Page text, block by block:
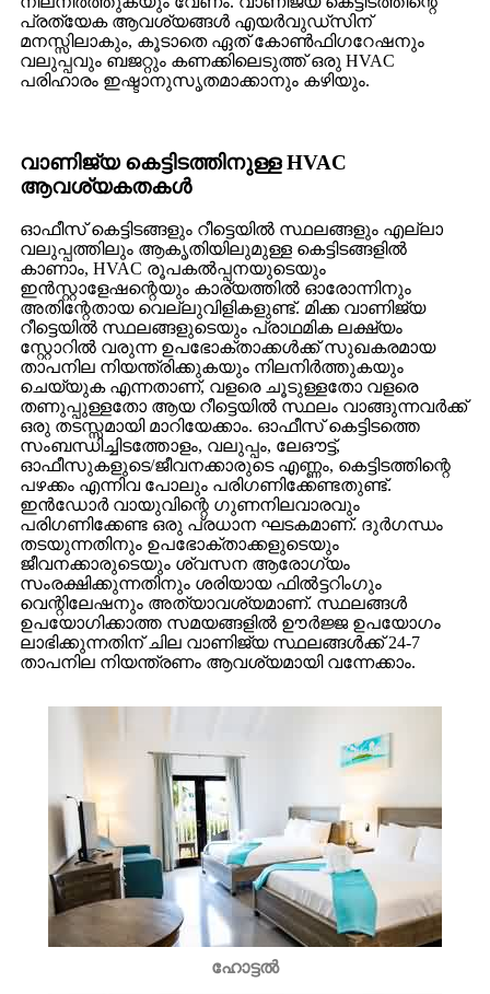
പ്രത്യേക ആവശ്യങ്ങൾ എയർവുഡ്‌സിന്
മനസ്സിലാകും, കൂടാതെ ഏത് കോൺഫിഗറേഷനും
വലുപ്പവും ബജറ്റും കണക്കിലെടുത്ത് ഒരു HVAC
പരിഹാരം ഇഷ്ടാനുസൃതമാക്കാനും കഴിയും.
വാണിജ്യ കെട്ടിടത്തിനുള്ള HVAC
ആവശ്യകതകൾ
ഓഫീസ് കെട്ടിടങ്ങളും റീട്ടെയിൽ സ്ഥലങ്ങളും എല്ലാ
വലുപ്പത്തിലും ആകൃതിയിലുമുള്ള കെട്ടിടങ്ങളിൽ
കാണാം, HVAC രൂപകൽപ്പനയുടെയും
ഇൻസ്റ്റാളേഷന്റെയും കാര്യത്തിൽ ഓരോന്നിനും
അതിന്റേതായ വെല്ലുവിളികളുണ്ട്. മിക്ക വാണിജ്യ
റീട്ടെയിൽ സ്ഥലങ്ങളുടെയും പ്രാഥമിക ലക്ഷ്യം
സ്റ്റോറിൽ വരുന്ന ഉപഭോക്താക്കൾക്ക് സുഖകരമായ
താപനില നിയന്ത്രിക്കുകയും നിലനിർത്തുകയും
ചെയ്യുക എന്നതാണ്, വളരെ ചൂടുള്ളതോ വളരെ
തണുപ്പുള്ളതോ ആയ റീട്ടെയിൽ സ്ഥലം വാങ്ങുന്നവർക്ക്
ഒരു തടസ്സമായി മാറിയേക്കാം. ഓഫീസ് കെട്ടിടത്തെ
സംബന്ധിച്ചിടത്തോളം, വലുപ്പം, ലേഔട്ട്,
ഓഫീസുകളുടെ/ജീവനക്കാരുടെ എണ്ണം, കെട്ടിടത്തിന്റെ
പഴക്കം എന്നിവ പോലും പരിഗണിക്കേണ്ടതുണ്ട്.
ഇൻഡോർ വായുവിന്റെ ഗുണനിലവാരവും
പരിഗണിക്കേണ്ട ഒരു പ്രധാന ഘടകമാണ്. ദുർഗന്ധം
തടയുന്നതിനും ഉപഭോക്താക്കളുടെയും
ജീവനക്കാരുടെയും ശ്വസന ആരോഗ്യം
സംരക്ഷിക്കുന്നതിനും ശരിയായ ഫിൽട്ടറിംഗും
വെന്റിലേഷനും അത്യാവശ്യമാണ്. സ്ഥലങ്ങൾ
ഉപയോഗിക്കാത്ത സമയങ്ങളിൽ ഊർജ്ജ ഉപയോഗം
ലാഭിക്കുന്നതിന് ചില വാണിജ്യ സ്ഥലങ്ങൾക്ക് 24-7
താപനില നിയന്ത്രണം ആവശ്യമായി വന്നേക്കാം.
ഹോട്ടൽ